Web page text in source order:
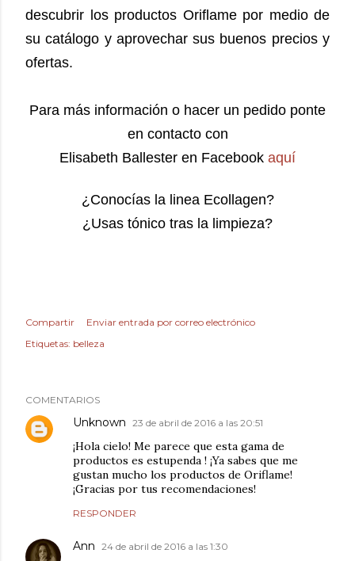
descubrir los productos Oriflame por medio de
su catálogo y aprovechar sus buenos precios y
ofertas.
Para más información o hacer un pedido ponte
en contacto con
Elisabeth Ballester en Facebook aquí
¿Conocías la linea Ecollagen?
¿Usas tónico tras la limpieza?
Compartir
Enviar entrada por correo electrónico
Etiquetas: belleza
COMENTARIOS
Unknown 23 de abril de 2016 a las 20:51
¡Hola cielo! Me parece que esta gama de
productos es estupenda ! ¡Ya sabes que me
gustan mucho los productos de Oriflame!
¡Gracias por tus recomendaciones!
RESPONDER
Ann 24 de abril de 2016 a las 1:30